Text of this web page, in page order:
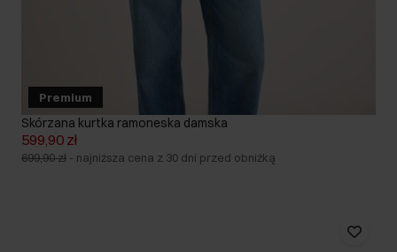
Premium
Skórzana kurtka ramoneska damska
599,90 zł
699,90 zł - najniższa cena z 30 dni przed obniżką